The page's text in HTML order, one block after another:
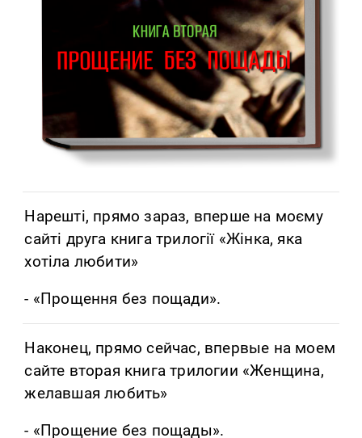
Нарешті, прямо зараз, вперше на моєму
сайті друга книга трилогії «Жінка, яка
хотіла любити»
- «Прощення без пощади».
Наконец, прямо сейчас, впервые на моем
сайте вторая книга трилогии «Женщина,
желавшая любить»
- «Прощение без пощады».